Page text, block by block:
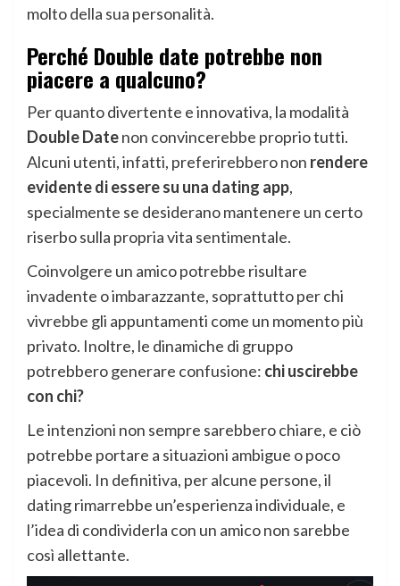
molto della sua personalità.
Perché Double date potrebbe non
piacere a qualcuno?
Per quanto divertente e innovativa, la modalità
Double Datenon convincerebbe proprio tutti.
Alcuni utenti, infatti, preferirebbero non rendere
evidente di essere su una dating app,
specialmente se desiderano mantenere un certo
riserbo sulla propria vita sentimentale.
Coinvolgere un amico potrebbe risultare
invadente o imbarazzante, soprattutto per chi
vivrebbe gli appuntamenti come un momento più
privato. Inoltre, le dinamiche di gruppo
potrebbero generare confusione: chi uscirebbe
con chi?
Le intenzioni non sempre sarebbero chiare, e ciò
potrebbe portare a situazioni ambigue o poco
piacevoli. In definitiva, per alcune persone, il
dating rimarrebbe un’esperienza individuale, e
l’idea di condividerla con un amico non sarebbe
così allettante.